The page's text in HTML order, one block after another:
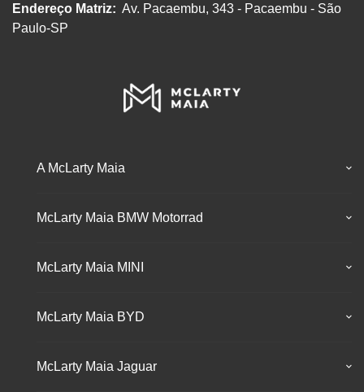
Endereço Matriz: Av. Pacaembu, 343 - Pacaembu - São
Paulo-SP
A McLarty Maia
McLarty Maia BMW Motorrad
McLarty Maia MINI
McLarty Maia BYD
McLarty Maia Jaguar